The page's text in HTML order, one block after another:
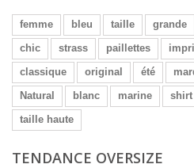
femme bleu taille grande
chic
strass paillettes
classique
original été
Natural
blanc marine shirt
taille haute
TENDANCE OVERSIZE